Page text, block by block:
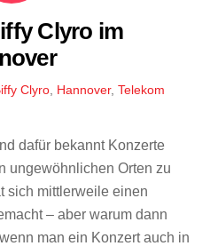
Clyro im
Clyro Hannover,Telekom
dafür bekannt Konzerte
ungewöhnlichen Orten zu
sich mittlerweile einen
– aber warum dann
man ein Konzert auch in